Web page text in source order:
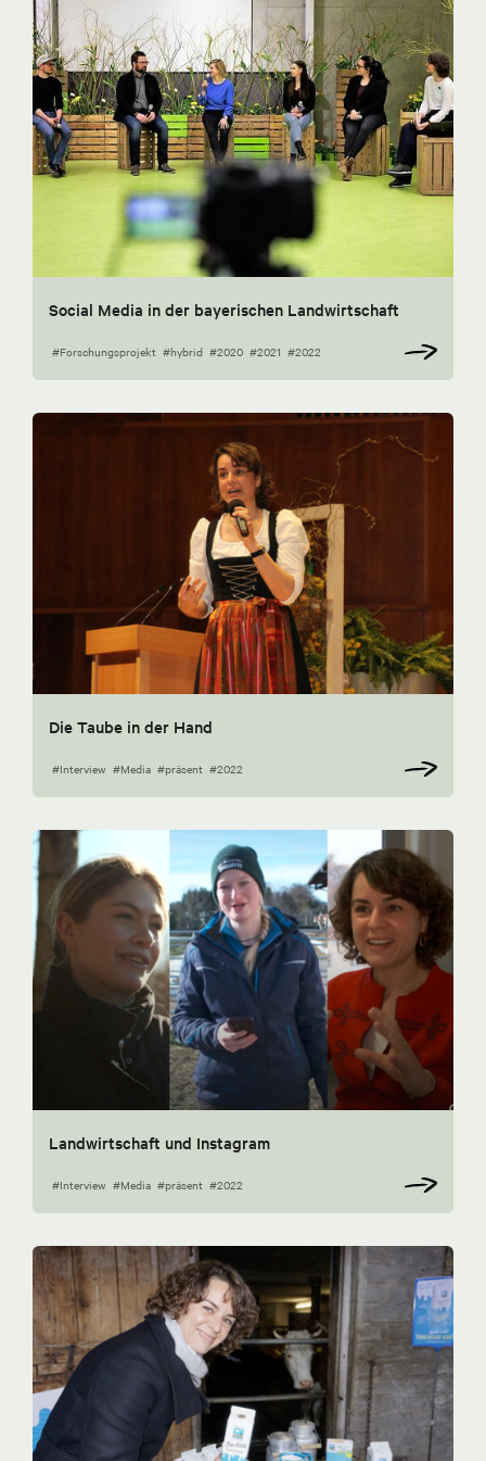
Social Media in der bayerischen Landwirtschaft
#Forschungsprojekt #hybrid #2020 #2021 #2022
Die Taube in der Hand
#Interview #Media #präsent #2022
Landwirtschaft und Instagram
#Interview #Media #präsent #2022